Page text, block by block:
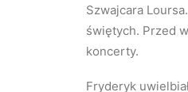
Szwajcara
świętych. Przed
koncerty.
Fryderyk